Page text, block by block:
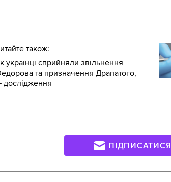
також:
українці сприйняли звільнення
та призначення Драпатого,
ПІДПИСАТИСЯ